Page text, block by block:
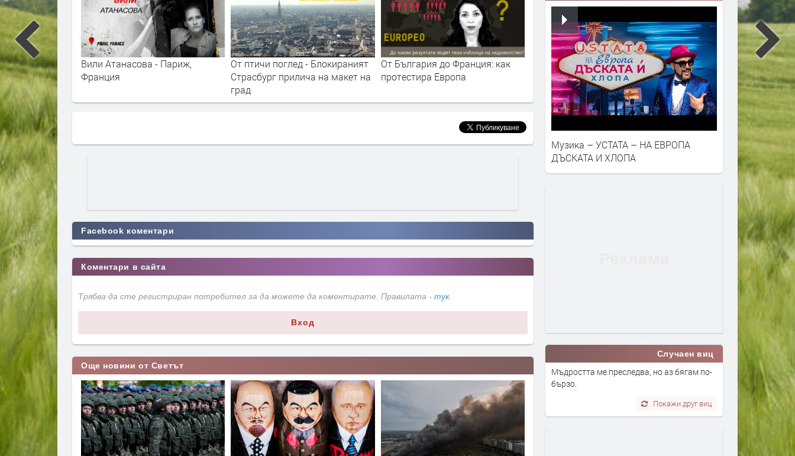
как
Вили Атанасова - Париж,
Франция
От птичи поглед - Блокираният
Страсбург прилича на макет на
град
От България до Франция: как
протестира Европа
Вили Атанасова - Париж,
Франция
От птичи поглед -
Страсбург прилича на
град
Facebook коментари
Коментари в сайта
Трябва да сте регистриран потребител за да можете да коментирате. Правилата - тук.
Вход
Още новини от Светът
Музика – УСТАТА – НА ЕВРОПА
ДЪСКАТА И ХЛОПА
Случаен виц
Мъдростта ме преследва, но аз бягам по-
бързо.
Покажи друг виц